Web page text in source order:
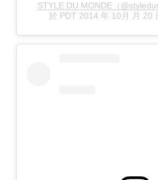
STYLE DU MONDE（
於 PDT 2014 年 10月 月 20